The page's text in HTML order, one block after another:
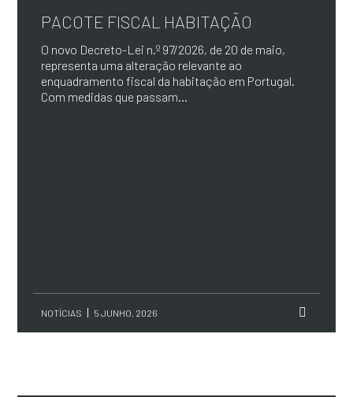
PACOTE FISCAL HABITAÇÃO
O novo Decreto-Lei n.º 97/2026, de 20 de maio,
representa uma alteração relevante ao
enquadramento fiscal da habitação em Portugal.
Com medidas que passam...
NOTÍCIAS 5 JUNHO, 2026